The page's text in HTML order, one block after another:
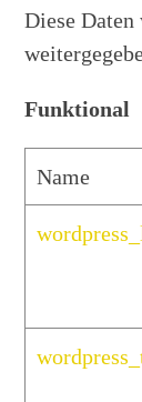
Diese
Funktional
Name